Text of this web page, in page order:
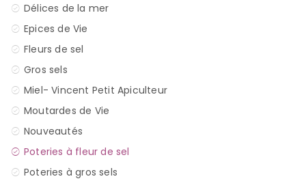
Délices de la mer
Epices de Vie
Fleurs de sel
Gros sels
Miel- Vincent Petit Apiculteur
Moutardes de Vie
Nouveautés
Poteries à fleur de sel
Poteries à gros sels